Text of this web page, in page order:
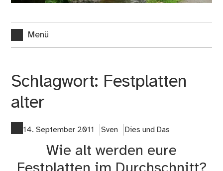
Menü
Schlagwort: Festplatten
alter
14. September 2011 Sven Dies und Das
Wie alt werden eure